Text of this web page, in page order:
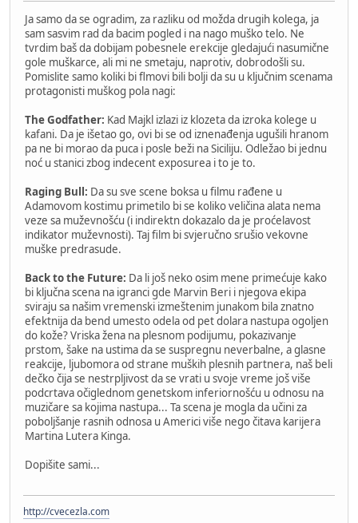
Ja samo da se ogradim, za razliku od možda drugih kolega, ja
sam sasvim rad da bacim pogled i na nago muško telo. Ne
tvrdim baš da dobijam pobesnele erekcije gledajući nasumične
gole muškarce, ali mi ne smetaju, naprotiv, dobrodošli su.
Pomislite samo koliki bi flmovi bili bolji da su u ključnim scenama
protagonisti muškog pola nagi:
The Godfather: Kad Majkl izlazi iz klozeta da izroka kolege u
kafani. Da je išetao go, ovi bi se od iznenađenja ugušili hranom
pa ne bi morao da puca i posle beži na Siciliju. Odležao bi jednu
noć u stanici zbog indecent exposurea i to je to.
Raging Bull: Da su sve scene boksa u filmu rađene u
Adamovom kostimu primetilo bi se koliko veličina alata nema
veze sa muževnošću (i indirektn dokazalo da je proćelavost
indikator muževnosti). Taj film bi svjeručno srušio vekovne
muške predrasude.
Back to the Future: Da li još neko osim mene primećuje kako
bi ključna scena na igranci gde Marvin Beri i njegova ekipa
sviraju sa našim vremenski izmeštenim junakom bila znatno
efektnija da bend umesto odela od pet dolara nastupa ogoljen
do kože? Vriska žena na plesnom podijumu, pokazivanje
prstom, šake na ustima da se suspregnu neverbalne, a glasne
reakcije, ljubomora od strane muških plesnih partnera, naš beli
dečko čija se nestrpljivost da se vrati u svoje vreme još više
podcrtava očiglednom genetskom inferiornošću u odnosu na
muzičare sa kojima nastupa... Ta scena je mogla da učini za
poboljšanje rasnih odnosa u Americi više nego čitava karijera
Martina Lutera Kinga.
Dopišite sami...
http://cvecezla.com